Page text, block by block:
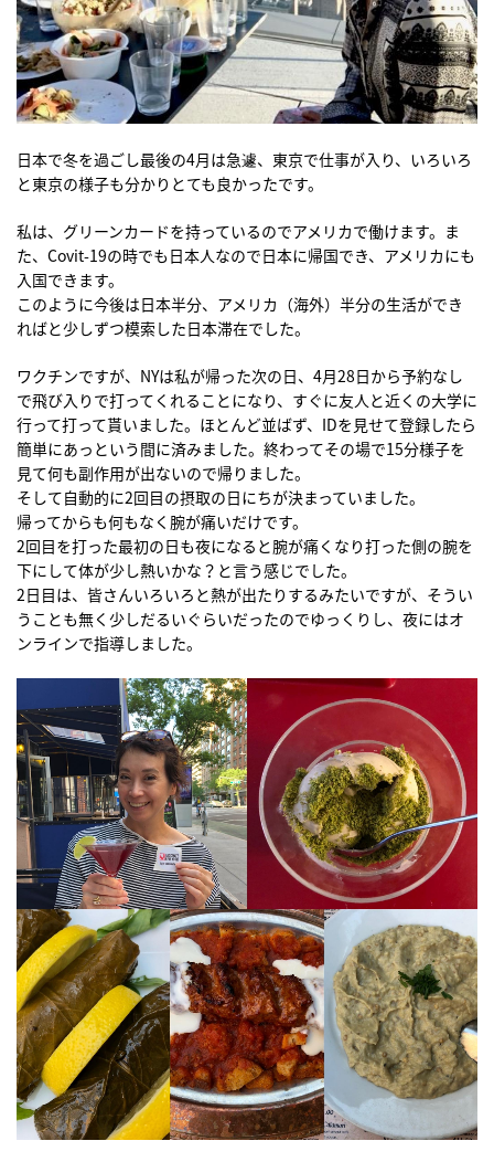
日本で冬を過ごし最後の4月は急遽、東京で仕事が入り、いろいろ
と東京の様子も分かりとても良かったです。
私は、グリーンカードを持っているのでアメリカで働けます。ま
た、Covit-19の時でも日本人なので日本に帰国でき、アメリカにも
入国できます。
このように今後は日本半分、アメリカ（海外）半分の生活ができ
ればと少しずつ模索した日本滞在でした。
ワクチンですが、NYは私が帰った次の日、4月28日から予約なし
で飛び入りで打ってくれることになり、すぐに友人と近くの大学に
行って打って貰いました。ほとんど並ばず、IDを見せて登録したら
簡単にあっという間に済みました。終わってその場で15分様子を
見て何も副作用が出ないので帰りました。
そして自動的に2回目の摂取の日にちが決まっていました。
帰ってからも何もなく腕が痛いだけです。
2回目を打った最初の日も夜になると腕が痛くなり打った側の腕を
下にして体が少し熱いかな？と言う感じでした。
2日目は、皆さんいろいろと熱が出たりするみたいですが、そうい
うことも無く少しだるいぐらいだったのでゆっくりし、夜にはオ
ンラインで指導しました。